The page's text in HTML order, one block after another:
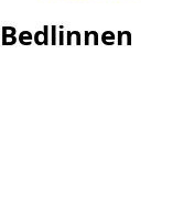
Bedlinnen